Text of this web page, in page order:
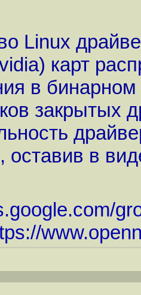
Linux
карт
в бинарном
закрытых
оставив в